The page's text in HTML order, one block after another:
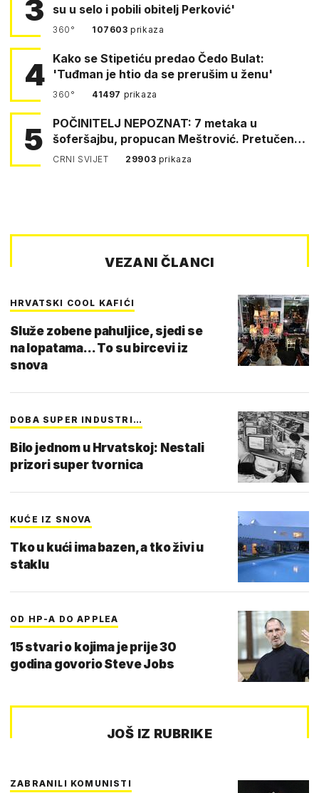
3
su u selo i pobili obitelj Perković'
360° 107603prikaza
4 Kako se Stipetiću predao Čedo Bulat:
'Tuđman je htio da se prerušim u ženu'
360° 41497 prikaza
5
POČINITELJ NEPOZNAT: 7 metaka u
šoferšajbu, propucan Meštrović. Pretučen
Pejin
CRNI SVIJET 29903 prikaza
VEZANI ČLANCI
HRVATSKI COOL KAFIĆI
Služe zobene pahuljice, sjedi se
na lopatama... To su bircevi iz
snova
DOBA SUPER INDUSTRI…
Bilo jednom u Hrvatskoj: Nestali
prizori super tvornica
KUĆE IZ SNOVA
Tko u kući ima bazen, a tko živi u
staklu
OD HP-A DO APPLEA
15 stvari o kojima je prije 30
godina govorio Steve Jobs
JOŠ IZ RUBRIKE
ZABRANILI KOMUNISTI